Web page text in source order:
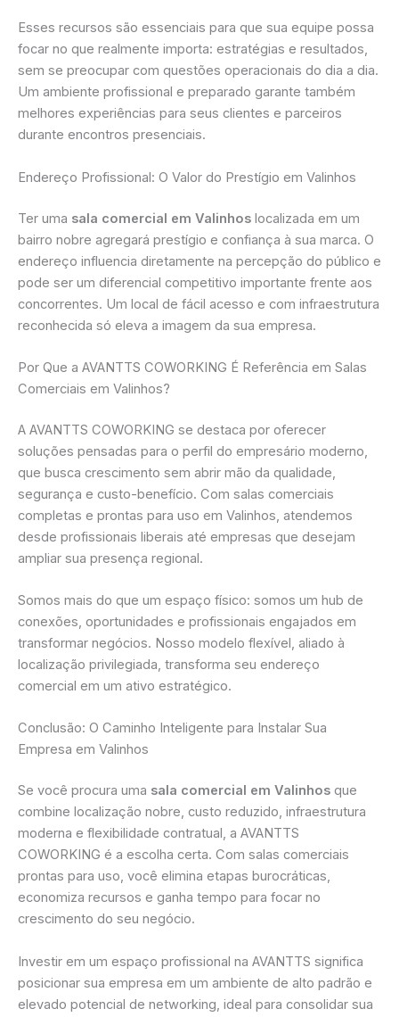
Esses recursos são essenciais para que sua equipe possa
focar no que realmente importa: estratégias e resultados,
sem se preocupar com questões operacionais do dia a dia.
Um ambiente profissional e preparado garante também
melhores experiências para seus clientes e parceiros
durante encontros presenciais.
Endereço Profissional: O Valor do Prestígio em Valinhos
Ter uma sala comercial em Valinhos localizada em um
bairro nobre agregará prestígio e confiança à sua marca. O
endereço influencia diretamente na percepção do público e
pode ser um diferencial competitivo importante frente aos
concorrentes. Um local de fácil acesso e com infraestrutura
reconhecida só eleva a imagem da sua empresa.
Por Que a AVANTTS COWORKING É Referência em Salas
Comerciais em Valinhos?
A AVANTTS COWORKING se destaca por oferecer
soluções pensadas para o perfil do empresário moderno,
que busca crescimento sem abrir mão da qualidade,
segurança e custo-benefício. Com salas comerciais
completas e prontas para uso em Valinhos, atendemos
desde profissionais liberais até empresas que desejam
ampliar sua presença regional.
Somos mais do que um espaço físico: somos um hub de
conexões, oportunidades e profissionais engajados em
transformar negócios. Nosso modelo flexível, aliado à
localização privilegiada, transforma seu endereço
comercial em um ativo estratégico.
Conclusão: O Caminho Inteligente para Instalar Sua
Empresa em Valinhos
Se você procura uma sala comercial em Valinhos que
combine localização nobre, custo reduzido, infraestrutura
moderna e flexibilidade contratual, a AVANTTS
COWORKING é a escolha certa. Com salas comerciais
prontas para uso, você elimina etapas burocráticas,
economiza recursos e ganha tempo para focar no
crescimento do seu negócio.
Investir em um espaço profissional na AVANTTS significa
posicionar sua empresa em um ambiente de alto padrão e
elevado potencial de networking, ideal para consolidar sua